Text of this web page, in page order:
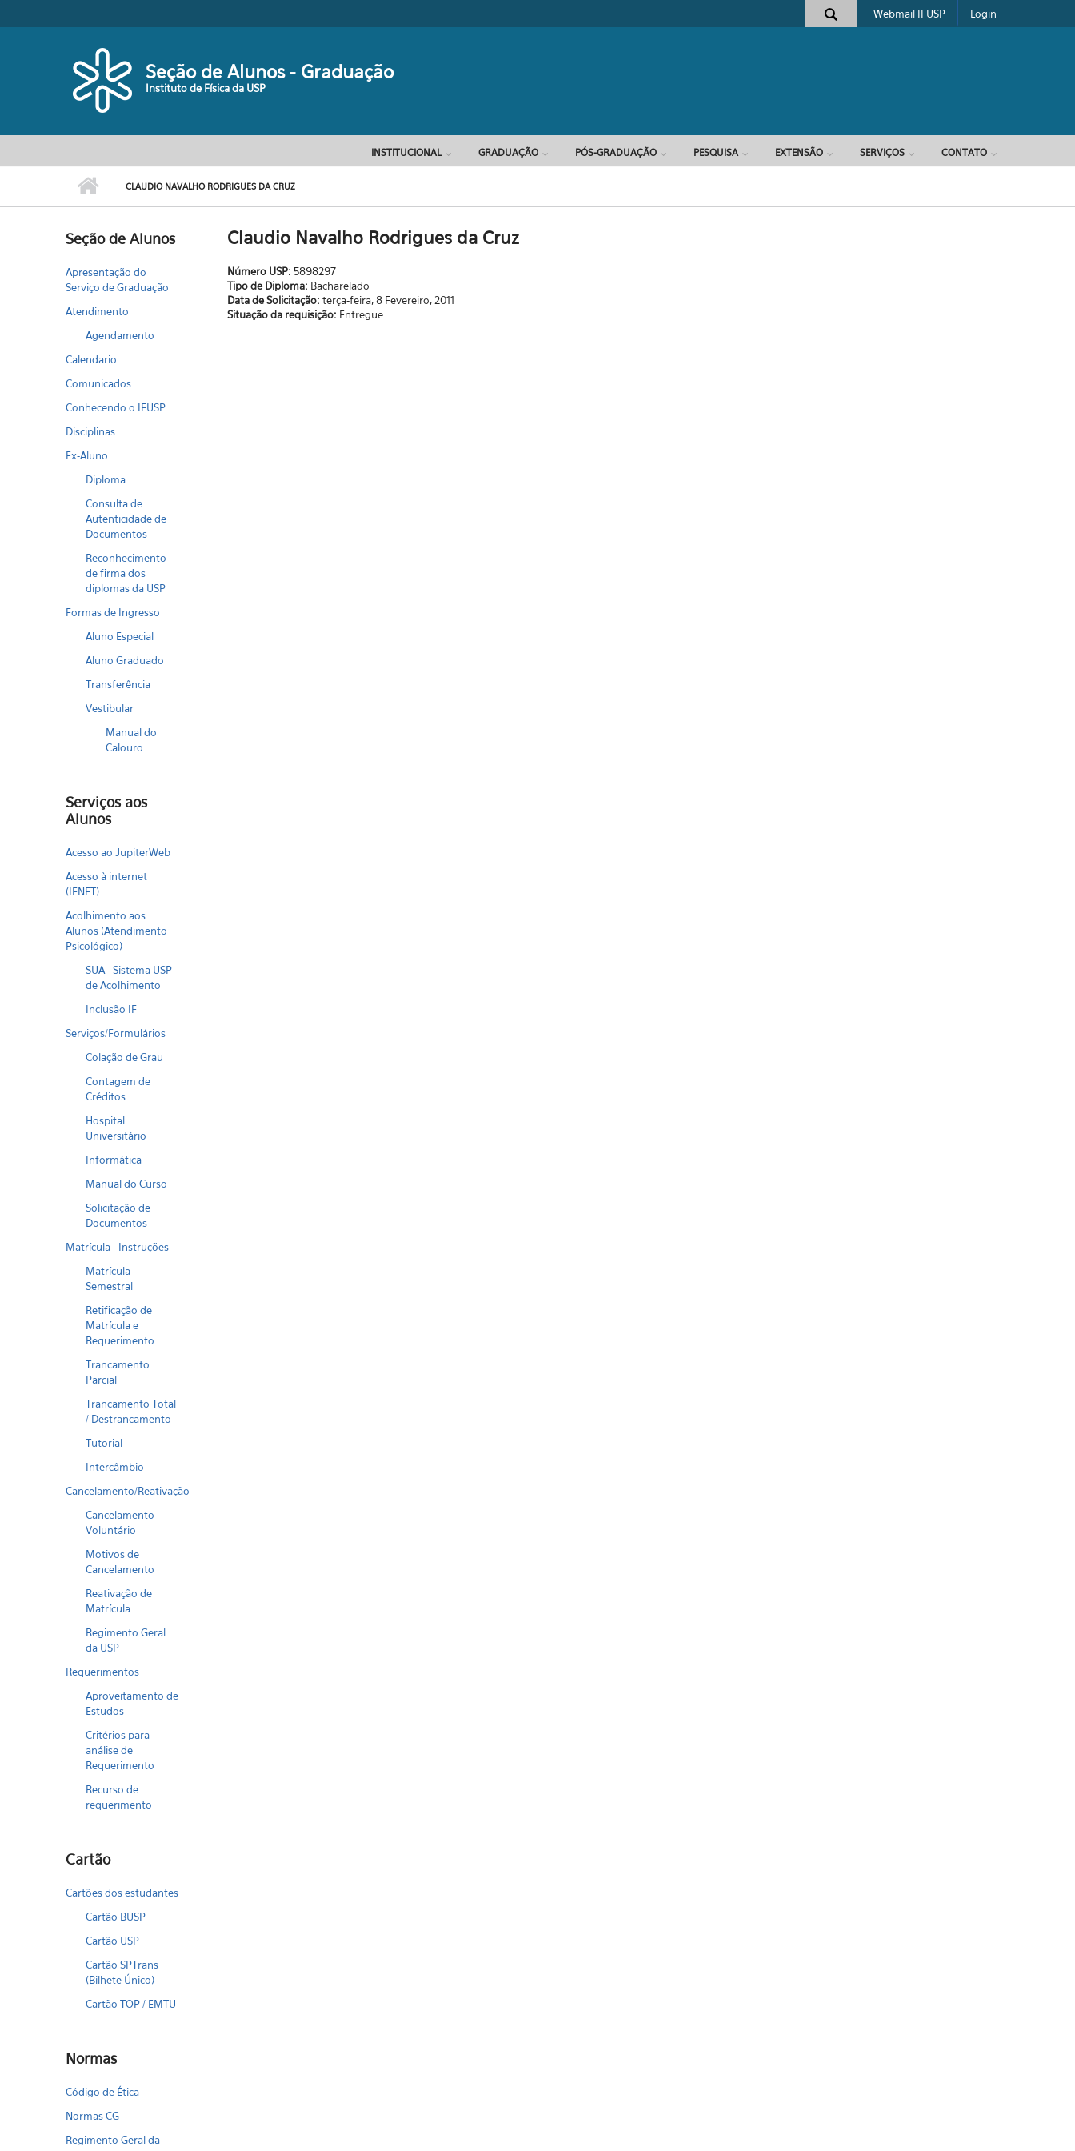
Formulário de busca
Webmail IFUSP Login
Seção de Alunos - Graduação
Instituto de Física da USP
INSTITUCIONAL GRADUAÇÃO PÓS-GRADUAÇÃO PESQUISA EXTENSÃO SERVIÇOS CONTATO
CLAUDIO NAVALHO RODRIGUES DA CRUZ
Seção de Alunos
Apresentação do
Serviço de Graduação
Atendimento
Agendamento
Calendario
Comunicados
Conhecendo o IFUSP
Disciplinas
Ex-Aluno
Diploma
Consulta de
Autenticidade de
Documentos
Reconhecimento
de firma dos
diplomas da USP
Formas de Ingresso
Aluno Especial
Aluno Graduado
Transferência
Vestibular
Manual do
Calouro
Serviços aos
Alunos
Acesso ao JupiterWeb
Acesso à internet
(IFNET)
Acolhimento aos
Alunos (Atendimento
Psicológico)
SUA - Sistema USP
de Acolhimento
Inclusão IF
Serviços/Formulários
Colação de Grau
Contagem de
Créditos
Hospital
Universitário
Informática
Manual do Curso
Solicitação de
Documentos
Matrícula - Instruções
Matrícula
Semestral
Retificação de
Matrícula e
Requerimento
Trancamento
Parcial
Trancamento Total
/ Destrancamento
Tutorial
Intercâmbio
Cancelamento/Reativação
Cancelamento
Voluntário
Motivos de
Cancelamento
Reativação de
Matrícula
Regimento Geral
da USP
Requerimentos
Aproveitamento de
Estudos
Critérios para
análise de
Requerimento
Recurso de
requerimento
Cartão
Cartões dos estudantes
Cartão BUSP
Cartão USP
Cartão SPTrans
(Bilhete Único)
Cartão TOP / EMTU
Normas
Código de Ética
Normas CG
Regimento Geral da
Claudio Navalho Rodrigues da Cruz
Número USP: 5898297
Tipo de Diploma: Bacharelado
Data de Solicitação: terça-feira, 8 Fevereiro, 2011
Situação da requisição: Entregue